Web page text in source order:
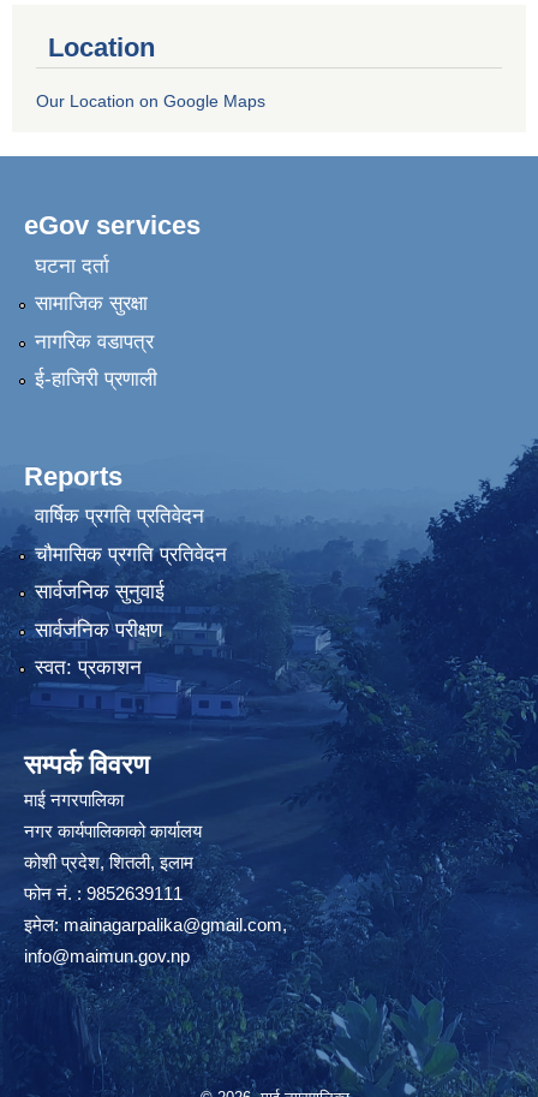
Location
Our Location on Google Maps
eGov services
घटना दर्ता
सामाजिक सुरक्षा
नागरिक वडापत्र
ई-हाजिरी प्रणाली
Reports
वार्षिक प्रगति प्रतिवेदन
चौमासिक प्रगति प्रतिवेदन
सार्वजनिक सुनुवाई
सार्वजनिक परीक्षण
स्वत: प्रकाशन
सम्पर्क विवरण
माई नगरपालिका
नगर कार्यपालिकाको कार्यालय
कोशी प्रदेश, शितली, इलाम
फोन नं. : 9852639111
इमेल:mainagarpalika@gmail.com,
info@maimun.gov.np